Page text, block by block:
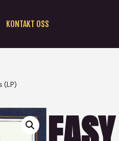
KONTAKT OSS
(LP)